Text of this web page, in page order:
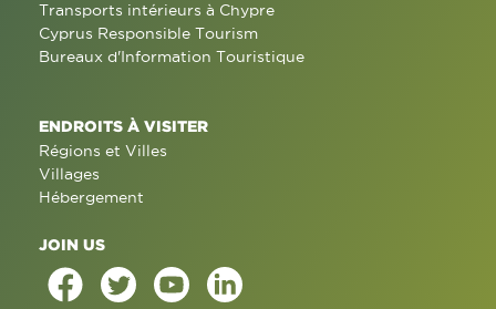
Transports intérieurs à Chypre
Cyprus Responsible Tourism
Bureaux d'Information Touristique
ENDROITS À VISITER
Régions et Villes
Villages
Hébergement
JOIN US